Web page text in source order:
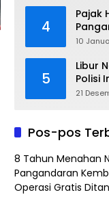
4
Pajak
Persen
10
5
Libur
Polisi
21
Pos-pos
8 Tahun Menahan
Pangandaran
Operasi Gratis